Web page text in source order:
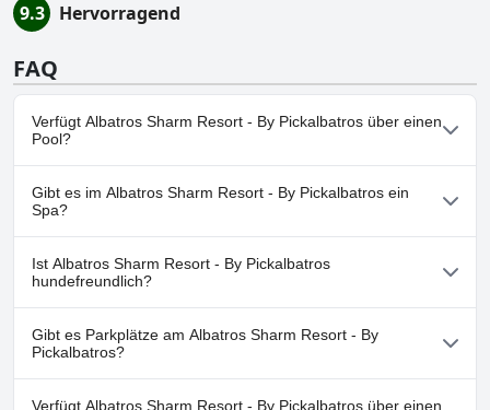
9.3 Hervorragend
FAQ
Verfügt Albatros Sharm Resort - By Pickalbatros über einen
Pool?
Ja, Albatros Sharm Resort - By Pickalbatros hat Pools, die zu einer
oder mehreren der folgenden Kategorien gehören: Außenpool.
Gibt es im Albatros Sharm Resort - By Pickalbatros ein
Spa?
Ja, es gibt ein Spa im Albatros Sharm Resort - By Pickalbatros.
Ist Albatros Sharm Resort - By Pickalbatros
hundefreundlich?
Nein, Albatros Sharm Resort - By Pickalbatros erlaubt keine
Hunde.
Gibt es Parkplätze am Albatros Sharm Resort - By
Pickalbatros?
Ja, Parkmöglichkeiten sind im Albatros Sharm Resort - By
Verfügt Albatros Sharm Resort - By Pickalbatros über einen